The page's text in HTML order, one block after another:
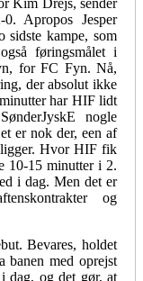
Kim Drejs, sender
Apropos Jesper
kampe, som
føringsmålet i
for FC Fyn. Nå,
der absolut ikke
har HIF lidt
nogle
er nok der, een af
Hvor HIF fik
10-15 minutter i 2.
i dag. Men det er
og
Bevares, holdet
banen med oprejst
dag, og det gør, at